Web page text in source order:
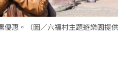
惠。（圖／六福村主題遊樂園提供